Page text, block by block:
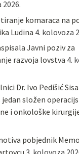
2026.
komaraca na
Ludina 4. kolovoza
Javni poziv za
razvoja lovstva 4.
Dr. Ivo Pedišić
jedan složen
i onkološke
pobjednik
3. kolovoza